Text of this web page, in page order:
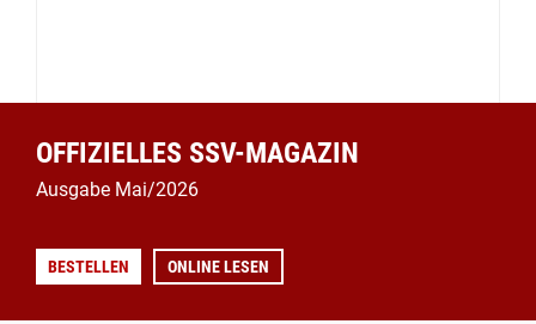
OFFIZIELLES SSV-MAGAZIN
Ausgabe Mai/2026
BESTELLEN ONLINE LESEN